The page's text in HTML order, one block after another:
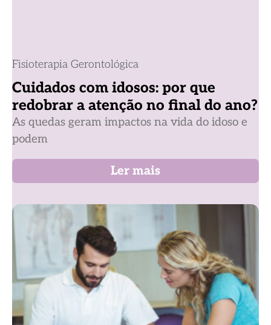
Fisioterapia Gerontológica
Cuidados com idosos: por que
redobrar a atenção no final do ano?
As quedas geram impactos na vida do idoso e
podem
Ler mais